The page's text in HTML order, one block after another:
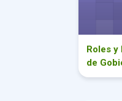
Roles y
de